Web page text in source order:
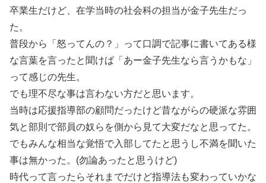
卒業生だけど、在学当時の社会科の担当が金子先生だっ
た。
普段から「怒ってんの？」って口調で記事に書いてある様
な言葉を言ったと聞けば「あー金子先生なら言うかもな」
って感じの先生。
でも理不尽な事は言わない方だと思います。
当時は応援指導部の顧問だったけど昔ながらの硬派な雰囲
気と部則で部員の奴らを側から見て大変だなと思ってた。
でもみんな相当な覚悟で入部してたと思うし不満を聞いた
事は無かった。(勿論あったと思うけど)
時代って言ったらそれまでだけど指導法も変わっていかな